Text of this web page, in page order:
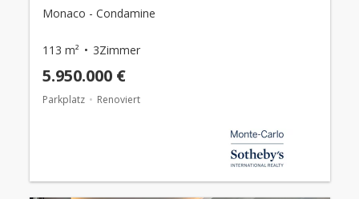
Monaco - Condamine
113 m² 3Zimmer
5.950.000 €
Parkplatz Renoviert